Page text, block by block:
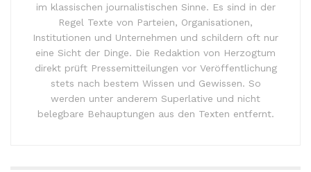
im klassischen journalistischen Sinne. Es sind in der
Regel Texte von Parteien, Organisationen,
Institutionen und Unternehmen und schildern oft nur
eine Sicht der Dinge. Die Redaktion von Herzogtum
direkt prüft Pressemitteilungen vor Veröffentlichung
stets nach bestem Wissen und Gewissen. So
werden unter anderem Superlative und nicht
belegbare Behauptungen aus den Texten entfernt.